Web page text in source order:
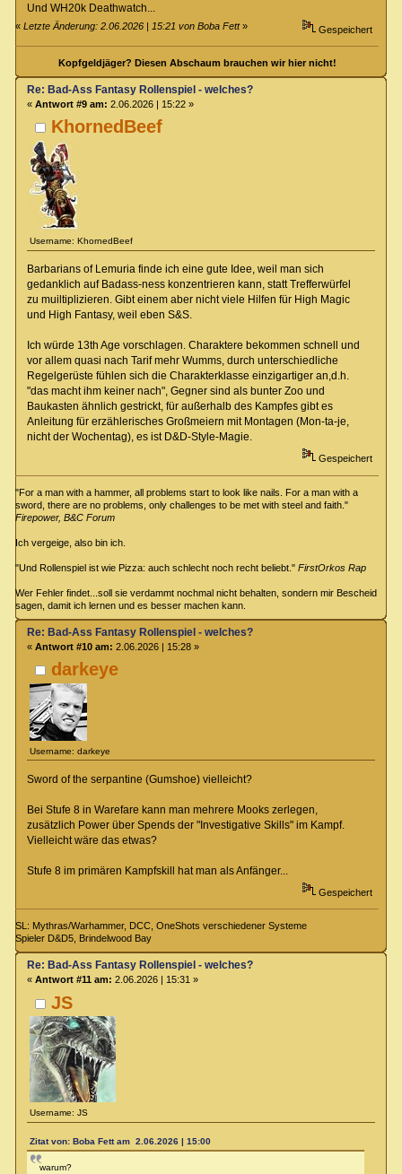
Und WH20k Deathwatch...
«Letzte Änderung: 2.06.2026 | 15:21 von Boba Fett» Gespeichert
Kopfgeldjäger? Diesen Abschaum brauchen wir hier nicht!
KhornedBeef
Username: KhornedBeef
Re: Bad-Ass Fantasy Rollenspiel - welches?
« Antwort #9 am: 2.06.2026 | 15:22 »
Barbarians of Lemuria finde ich eine gute Idee, weil man sich
gedanklich auf Badass-ness konzentrieren kann, statt Trefferwürfel
zu muiltiplizieren. Gibt einem aber nicht viele Hilfen für High Magic
und High Fantasy, weil eben S&S.
Ich würde 13th Age vorschlagen. Charaktere bekommen schnell und
vor allem quasi nach Tarif mehr Wumms, durch unterschiedliche
Regelgerüste fühlen sich die Charakterklasse einzigartiger an,d.h.
"das macht ihm keiner nach", Gegner sind als bunter Zoo und
Baukasten ähnlich gestrickt, für außerhalb des Kampfes gibt es
Anleitung für erzählerisches Großmeiern mit Montagen (Mon-ta-je,
nicht der Wochentag), es ist D&D-Style-Magie.
Gespeichert
"For a man with a hammer, all problems start to look like nails. For a man with a
sword, there are no problems, only challenges to be met with steel and faith."
Firepower, B&C Forum
Ich vergeige, also bin ich.
"Und Rollenspiel ist wie Pizza: auch schlecht noch recht beliebt."FirstOrkos Rap
Wer Fehler findet...soll sie verdammt nochmal nicht behalten, sondern mir Bescheid
sagen, damit ich lernen und es besser machen kann.
darkeye
Username: darkeye
Re: Bad-Ass Fantasy Rollenspiel - welches?
« Antwort #10 am: 2.06.2026 | 15:28 »
Sword of the serpantine (Gumshoe) vielleicht?
Bei Stufe 8 in Warefare kann man mehrere Mooks zerlegen,
zusätzlich Power über Spends der "Investigative Skills" im Kampf.
Vielleicht wäre das etwas?
Stufe 8 im primären Kampfskill hat man als Anfänger...
Gespeichert
SL: Mythras/Warhammer, DCC, OneShots verschiedener Systeme
Spieler D&D5, Brindelwood Bay
JS
Username: JS
Re: Bad-Ass Fantasy Rollenspiel - welches?
« Antwort #11 am: 2.06.2026 | 15:31 »
Zitat von: Boba Fett am 2.06.2026 | 15:00
warum?